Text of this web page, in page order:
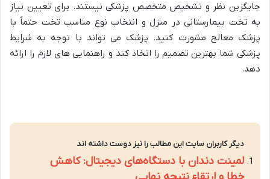
جایگزین نظر و تشخیص متخصص پزشکی نیستند. برای تعیین نیاز
به تخت بیمارستانی در منزل و انتخاب نوع مناسب تخت حتماً با
پزشک معالج مشورت کنید. پزشک می تواند با توجه به شرایط
پزشکی شما بهترین تصمیم را اتخاذ کند و راهنمایی های لازم را ارائه
دهد.
دیگر کاربران سایت این مطالب را نیز دوست داشته اند
لمینت دندان با دستگاه‌های دیجیتال: کاهش